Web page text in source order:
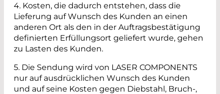
4. Kosten, die dadurch entstehen, dass die
Lieferung auf Wunsch des Kunden an einen
anderen Ort als den in der Auftragsbestätigung
definierten Erfüllungsort geliefert wurde, gehen
zu Lasten des Kunden.
5. Die Sendung wird von LASER COMPONENTS
nur auf ausdrücklichen Wunsch des Kunden
und auf seine Kosten gegen Diebstahl, Bruch-,